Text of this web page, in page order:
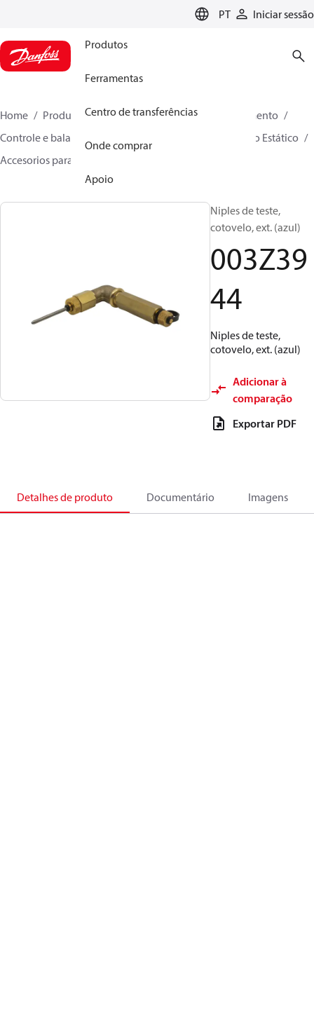
PT Iniciar sessão
Produtos
Ferramentas
Centro de transferências
Onde comprar
Apoio
Home Produtos
Soluções climáticas para aquecimento
Controle e balanceamento hidrônico
Balanceamento Estático
Accesorios para Balanceamento Estático
Niples de teste,
cotovelo, ext. (azul)
003Z39
44
Niples de teste,
cotovelo, ext. (azul)
Adicionar à
comparação
Exportar PDF
Detalhes de produto Documentário Imagens